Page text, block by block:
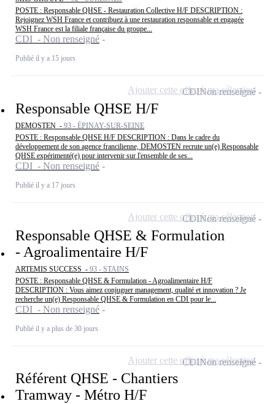
POSTE : Responsable QHSE - Restauration Collective H/F DESCRIPTION :
Rejoignez WSH France et contribuez à une restauration responsable et engagée
WSH France est la filiale française du groupe...
CDI - Non renseigné
Publié il y a 15 jours
Responsable QHSE H/F
DEMOSTEN - 93 - ÉPINAY-SUR-SEINE
POSTE : Responsable QHSE H/F DESCRIPTION : Dans le cadre du
développement de son agence francilienne, DEMOSTEN recrute un(e) Responsable
QHSE expérimenté(e) pour intervenir sur l'ensemble de ses...
CDI - Non renseigné
Publié il y a 17 jours
CDINon renseigné
Ajouter cette offre à ma sélection
Responsable QHSE & Formulation
- Agroalimentaire H/F
ARTEMIS SUCCESS - 93 - STAINS
POSTE : Responsable QHSE & Formulation - Agroalimentaire H/F
DESCRIPTION : Vous aimez conjuguer management, qualité et innovation ? Je
recherche un(e) Responsable QHSE & Formulation en CDI pour le...
CDI - Non renseigné
Publié il y a plus de 30 jours
CDINon renseigné
Ajouter cette offre à ma sélection
Référent QHSE - Chantiers
Tramway - Métro H/F
CDINon renseigné
Ajouter cette offre à ma sélection